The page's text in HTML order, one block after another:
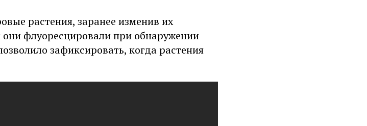
растения, заранее изменив их
флуоресцировали при обнаружении
зафиксировать, когда растения